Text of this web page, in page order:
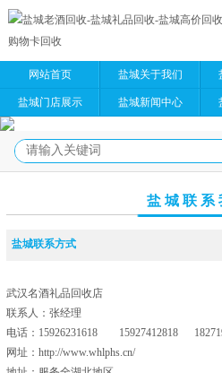
网站首页 盐城关于我们
盐城门店展示 盐城新闻中心
盐城联系
盐城联系方式
武汉名酒礼品回收店
联系人：张经理
电话：15926231618 15927412818
网址：http://www.whlphs.cn/